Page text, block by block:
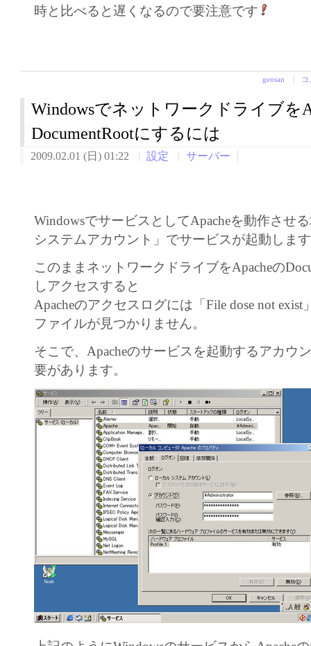
時と比べると遅くなるので要注意です
gensan
Windowsでネットワークドライブを
DocumentRootにするには
2009.02.01 (日) 01:22 設定 サーバー
WindowsでサービスとしてApacheを動作させ
システムアカウント」でサービスが起動しま
このままネットワークドライブをApacheの
しアクセスすると
Apacheのアクセスログには「File dose not
ファイルが見つかりません。
そこで、Apacheのサービスを起動するアカウ
要があります。